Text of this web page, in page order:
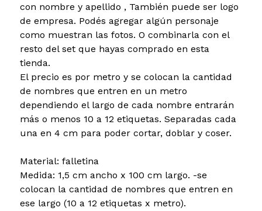
con nombre y apellido , También puede ser logo
de empresa. Podés agregar algún personaje
como muestran las fotos. O combinarla con el
resto del set que hayas comprado en esta
tienda.
El precio es por metro y se colocan la cantidad
de nombres que entren en un metro
dependiendo el largo de cada nombre entrarán
más o menos 10 a 12 etiquetas. Separadas cada
una en 4 cm para poder cortar, doblar y coser.
Material: falletina
Medida: 1,5 cm ancho x 100 cm largo. -se
colocan la cantidad de nombres que entren en
ese largo (10 a 12 etiquetas x metro).